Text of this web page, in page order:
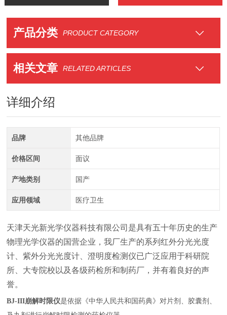
产品分类 PRODUCT CATEGORY
相关文章 RELATED ARTICLES
详细介绍
品牌 其他品牌
价格区间 面议
产地类别 国产
应用领域 医疗卫生
天津天光新光学仪器科技有限公司是具有五十年历史的生产
物理光学仪器的国营企业，我厂生产的系列红外分光光度
计、紫外分光光度计、澄明度检测仪已广泛应用于科研院
所、大专院校以及各级药检所和制药厂，并有着良好的声
誉。
BJ-III崩解时限仪是依据《中华人民共和国药典》对片剂、胶囊剂、